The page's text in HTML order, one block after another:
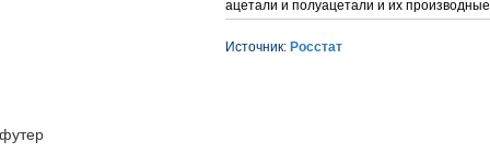
ацетали и полуацетали и их производные
Источник: Росстат
футер